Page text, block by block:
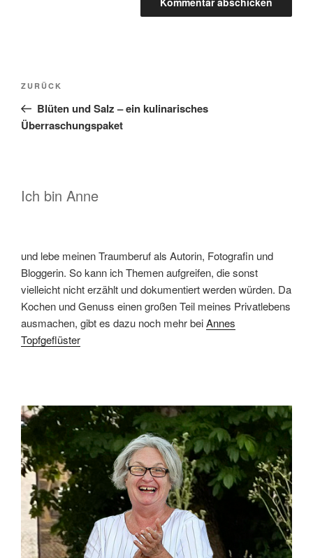
Beitragsnavigation
Vorheriger
Beitrag
ZURÜCK
Blüten und Salz – ein kulinarisches
Überraschungspaket
Ich bin Anne
und lebe meinen Traumberuf als Autorin, Fotografin und
Bloggerin. So kann ich Themen aufgreifen, die sonst
vielleicht nicht erzählt und dokumentiert werden würden. Da
Kochen und Genuss einen großen Teil meines Privatlebens
ausmachen, gibt es dazu noch mehr beiAnnes
Topfgeflüster